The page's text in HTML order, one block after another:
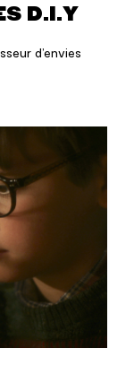
D.I.Y
d’envies